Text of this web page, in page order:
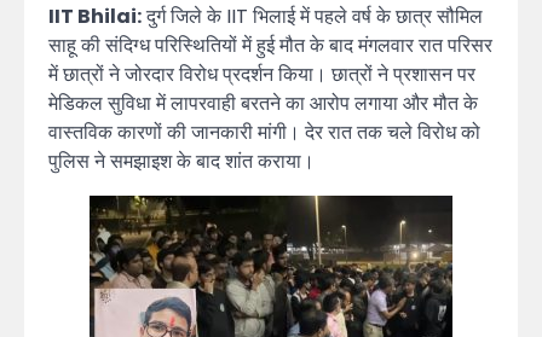
IIT Bhilai:दुर्ग जिले के IIT भिलाई में पहले वर्ष के छात्र सौमिल
साहू की संदिग्ध परिस्थितियों में हुई मौत के बाद मंगलवार रात परिसर
में छात्रों ने जोरदार विरोध प्रदर्शन किया। छात्रों ने प्रशासन पर
मेडिकल सुविधा में लापरवाही बरतने का आरोप लगाया और मौत के
वास्तविक कारणों की जानकारी मांगी। देर रात तक चले विरोध को
पुलिस ने समझाइश के बाद शांत कराया।